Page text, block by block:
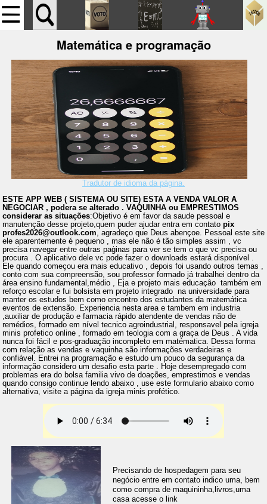
Matemática e programação
Tradutor de idioma da página.
ESTE APP WEB ( SISTEMA OU SITE) ESTA A VENDA VALOR A
NEGOCIAR , podera se alterado . VAQUINHA ou EMPRESTIMOS
considerar as situações:Objetivo é em favor da saude pessoal e
manutenção desse projeto,quem puder ajudar entra em contato pix
profes2026@outlook.com , agradeço que Deus abençoe. Pessoal este site
ele aparentemente é pequeno , mas ele não é tão simples assim , vc
precisa navegar entre outras paģinas para ver se tem o que vc precisa ou
procura . O aplicativo dele vc pode fazer o downloads estará disponível .
Ele quando começou era mais educativo , depois foi usando outros temas ,
conto com sua compreensão, sou professor formado já trabalhei dentro da
área ensino fundamental,médio , Eja e projeto mais educaçâo também em
reforço escolar e fui bolsista em projeto integrado na universidade para
manter os estudos bem como encontro dos estudantes da matemática
eventos de extensão. Experiencia nesta area e tambem em industria
,auxiliar de produção e farmacia rápido atendente de vendas não de
remédios, formado em nível tecnico agroindustrial, responsavel pela igreja
minis profetico online , formado em teologia com a graça de Deus . A vida
nunca foi fácil e pos-graduação incompleto em matématica. Dessa forma
com relação as vendas e vaquinha são informações verdadeiras e
confiável. Entrei na programação e estudo um pouco da segurança da
informação considero um desafio esta parte . Hoje desempregado com
problemas era do bolsa familia vivo de doações, emprestimos e vendas
quando consigo continue lendo abaixo , use este formulario abaixo como
alternativa, visite a página da igreja minis profético.
Precisando de hospedagem para seu
negócio entre em contato indico uma, bem
como compra de maquininha,livros,uma
casa acesse o link